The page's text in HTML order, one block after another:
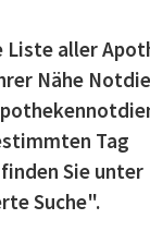
Liste aller
Nähe
Tag
Sie unter
Suche".